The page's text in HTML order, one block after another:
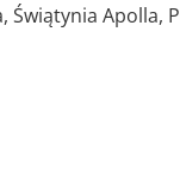
Apolla,